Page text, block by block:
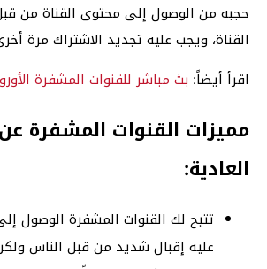
حجبه من الوصول إلى محتوى القناة من
القناة، ويجب عليه تجديد الاشتراك مرة
اقرأ أيضاً: بث مباشر للقنوات المشفرة
مميزات القنوات المشفرة
العادية:
تتيح لك القنوات المشفرة الوصول
عليه إقبال شديد من قبل الناس